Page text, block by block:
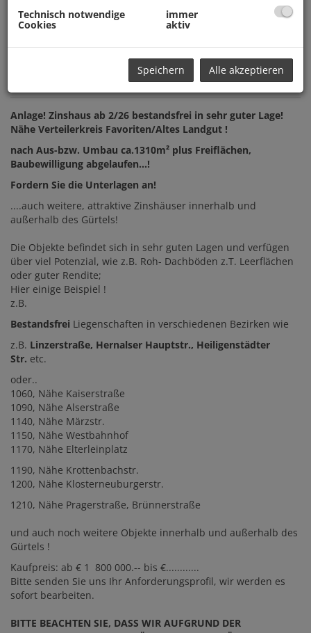
Anlage! Zinshaus ab 2/26 bestandsfrei in sehr guter Lage!
Nähe Verteilerkreis Favoriten/Altes Landgut !
nach Aus-bzw. Umbau ca.1310m² plus Freiflächen,
Baubewilligung abgelaufen...!
Fordern Sie die Unterlagen an!
....auch weitere, attraktive Zinshäuser innerhalb und
außerhalb des Gürtels!
Die Objekte befindet sich in sehr guten Lagen und verfügen
über viel Potenzial, wie z.B. Roh- Dachböden z.T. Leerflächen
oder guter Rendite;
Hier einige Beispiel !
z.B.
Bestandsfrei Liegenschaften in verschiedenen Bezirken wie
z.B. Linzerstraße, Hernalser Hauptstr., Heiligenstädter
Str. etc.
oder..
1060, Nähe Kaiserstraße
1090, Nähe Alserstraße
1140, Nähe Märzstr.
1150, Nähe Westbahnhof
1170, Nähe Elterleinplatz
1190, Nähe Krottenbachstr.
1200, Nähe Klosterneuburgerstr.
1210, Nähe Pragerstraße, Brünnerstraße
und auch noch weitere Objekte innerhalb und außerhalb des
Gürtels !
Kaufpreis: ab € 1 800 000.-- bis €............
Bitte senden Sie uns Ihr Anforderungsprofil, wir werden es
sofort bearbeiten.
BITTE BEACHTEN SIE, DASS WIR AUFGRUND DER
Technisch notwendige
Cookies
immer
aktiv
Speichern Alle akzeptieren